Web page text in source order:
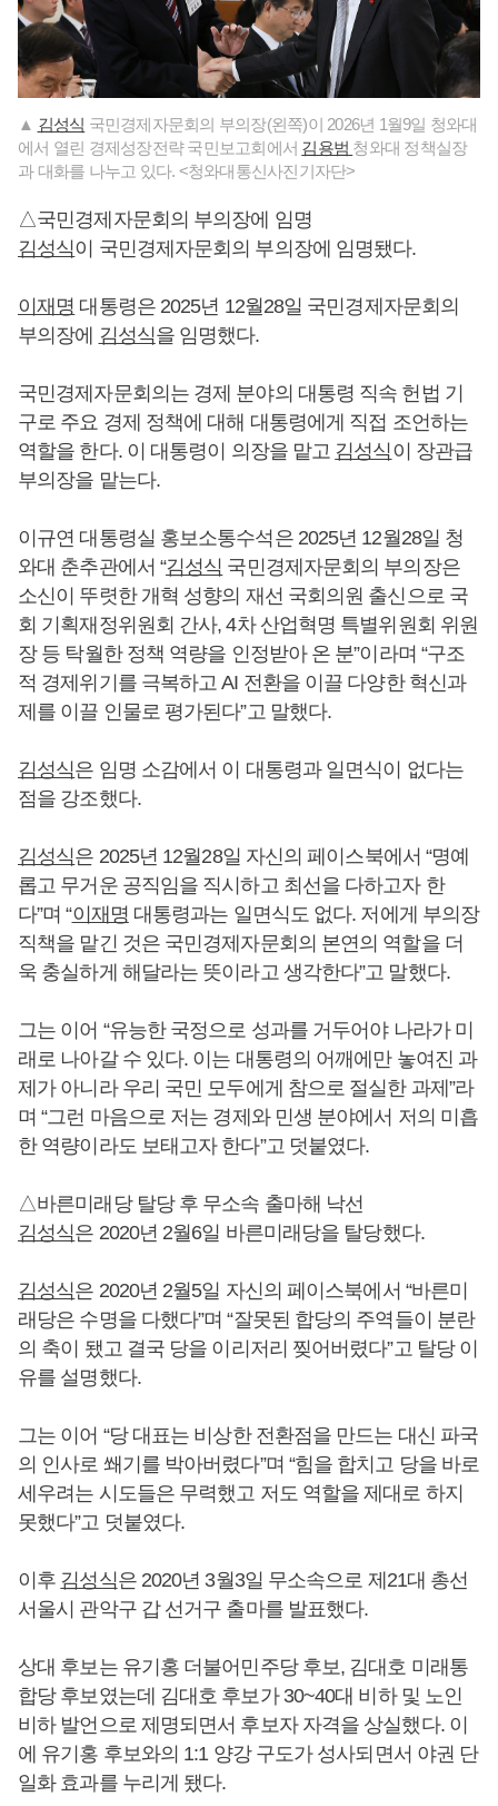
▲ 김성식 국민경제자문회의 부의장(왼쪽)이 2026년 1월9일 청와대
에서 열린 경제성장전략 국민보고회에서 김용범 청와대 정책실장
과 대화를 나누고 있다. <청와대통신사진기자단>
△국민경제자문회의 부의장에 임명
김성식이 국민경제자문회의 부의장에 임명됐다.
이재명 대통령은 2025년 12월28일 국민경제자문회의
부의장에 김성식을 임명했다.
국민경제자문회의는 경제 분야의 대통령 직속 헌법 기
구로 주요 경제 정책에 대해 대통령에게 직접 조언하는
역할을 한다. 이 대통령이 의장을 맡고 김성식이 장관급
부의장을 맡는다.
이규연 대통령실 홍보소통수석은 2025년 12월28일 청
와대 춘추관에서 “김성식 국민경제자문회의 부의장은
소신이 뚜렷한 개혁 성향의 재선 국회의원 출신으로 국
회 기획재정위원회 간사, 4차 산업혁명 특별위원회 위원
장 등 탁월한 정책 역량을 인정받아 온 분”이라며 “구조
적 경제위기를 극복하고 AI 전환을 이끌 다양한 혁신과
제를 이끌 인물로 평가된다”고 말했다.
김성식은 임명 소감에서 이 대통령과 일면식이 없다는
점을 강조했다.
김성식은 2025년 12월28일 자신의 페이스북에서 “명예
롭고 무거운 공직임을 직시하고 최선을 다하고자 한
다”며 “이재명 대통령과는 일면식도 없다. 저에게 부의장
직책을 맡긴 것은 국민경제자문회의 본연의 역할을 더
욱 충실하게 해달라는 뜻이라고 생각한다”고 말했다.
그는 이어 “유능한 국정으로 성과를 거두어야 나라가 미
래로 나아갈 수 있다. 이는 대통령의 어깨에만 놓여진 과
제가 아니라 우리 국민 모두에게 참으로 절실한 과제”라
며 “그런 마음으로 저는 경제와 민생 분야에서 저의 미흡
한 역량이라도 보태고자 한다”고 덧붙였다.
△바른미래당 탈당 후 무소속 출마해 낙선
김성식은 2020년 2월6일 바른미래당을 탈당했다.
김성식은 2020년 2월5일 자신의 페이스북에서 “바른미
래당은 수명을 다했다”며 “잘못된 합당의 주역들이 분란
의 축이 됐고 결국 당을 이리저리 찢어버렸다”고 탈당 이
유를 설명했다.
그는 이어 “당 대표는 비상한 전환점을 만드는 대신 파국
의 인사로 쐐기를 박아버렸다”며 “힘을 합치고 당을 바로
세우려는 시도들은 무력했고 저도 역할을 제대로 하지
못했다”고 덧붙였다.
이후 김성식은 2020년 3월3일 무소속으로 제21대 총선
서울시 관악구 갑 선거구 출마를 발표했다.
상대 후보는 유기홍 더불어민주당 후보, 김대호 미래통
합당 후보였는데 김대호 후보가 30~40대 비하 및 노인
비하 발언으로 제명되면서 후보자 자격을 상실했다. 이
에 유기홍 후보와의 1:1 양강 구도가 성사되면서 야권 단
일화 효과를 누리게 됐다.